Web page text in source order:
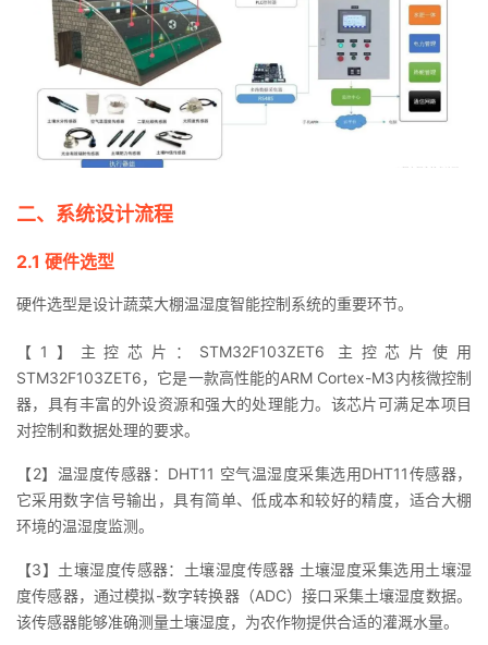
我
程
认
证
的
实
验
我
的
收
藏
Programs
的
技
支
持
我
的
声
建
议
二、系统设计流程
2.1 硬件选型
硬件选型是设计蔬菜大棚温湿度智能控制系统的重要环节。
【1】主控芯片：STM32F103ZET6 主控芯片使用
STM32F103ZET6，它是一款高性能的ARM Cortex-M3内核微控制
器，具有丰富的外设资源和强大的处理能力。该芯片可满足本项目
对控制和数据处理的要求。
【2】温湿度传感器：DHT11 空气温湿度采集选用DHT11传感器，
它采用数字信号输出，具有简单、低成本和较好的精度，适合大棚
环境的温湿度监测。
【3】土壤湿度传感器：土壤湿度传感器 土壤湿度采集选用土壤湿
度传感器，通过模拟-数字转换器（ADC）接口采集土壤湿度数据。
该传感器能够准确测量土壤湿度，为农作物提供合适的灌溉水量。